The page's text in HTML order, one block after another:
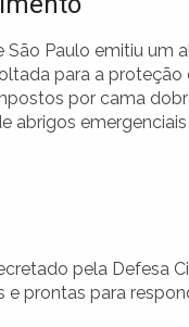
Paulo emitiu um
para a
por cama
abrigos
pela Defesa
prontas para